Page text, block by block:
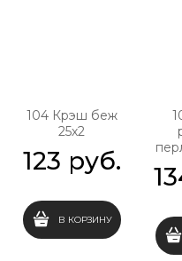
104 Крэш беж
25х2
123 руб.
В КОРЗИНУ